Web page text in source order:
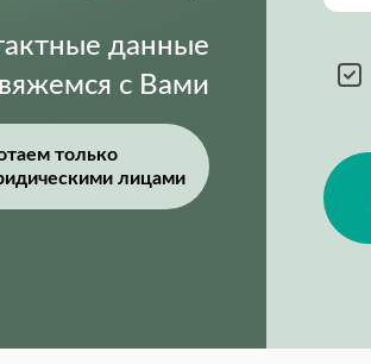
данные
с Вами
только
лицами